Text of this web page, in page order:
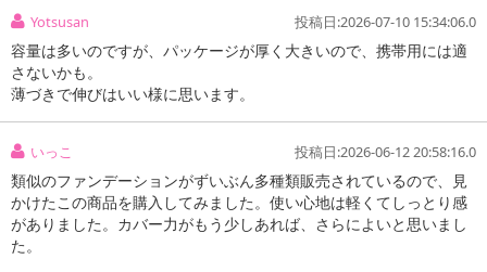
ハリと潤いのある艶肌美肌へ導く、4役のオールインワンクッション
（化粧下地、日焼け止め、ファンデーション、美容液（保湿）
便利なクッションファンデーションに、ヒト幹細胞エキスと植物由
パフとミラー付き
SPF30 PA＋＋＋
Yotsusan 投稿日:2026-07-10 15:34:06.0
容量は多いのですが、パッケージが厚く大きいので、携帯用には適
さないかも。
薄づきで伸びはいい様に思います。
いっこ 投稿日:2026-06-12 20:58:16.0
類似のファンデーションがずいぶん多種類販売されているので、見
かけたこの商品を購入してみました。使い心地は軽くてしっとり感
がありました。カバー力がもう少しあれば、さらによいと思いまし
た。